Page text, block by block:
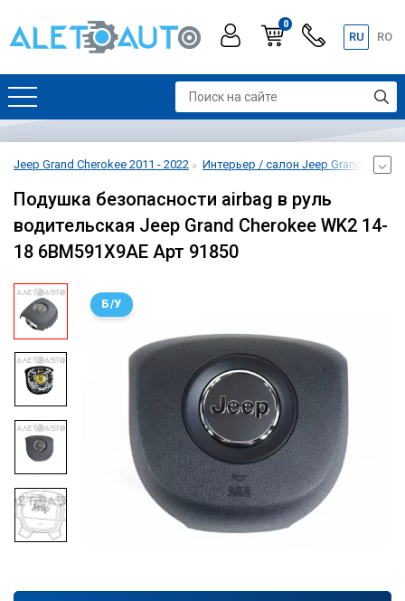
0
RU RO
Jeep Grand Cherokee 2011 - 2022 Интерьер / салон Jeep Grand
Подушка безопасности airbag в руль
водительская Jeep Grand Cherokee WK2 14-
18 6BM591X9AE Арт 91850
Б/У